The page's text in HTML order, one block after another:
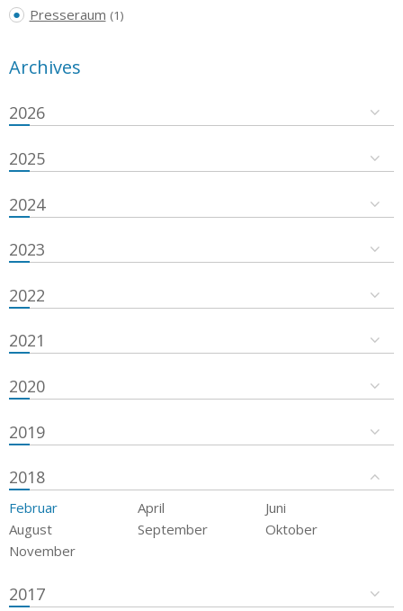
Presseraum (1)
Archives
2026
2025
2024
2023
2022
2021
2020
2019
2018
Februar April
Juni
August
September
Oktober
November
2017